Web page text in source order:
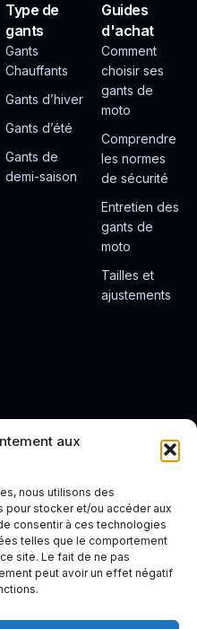
aux
nous utilisons des
stocker et/ou accéder aux
consentir à ces technologies
telles que le comportement
site. Le fait de ne pas
peut avoir un effet négatif
Type de
gants
Gants
Chauffants
Gants d’hiver
Gants d’été
Gants de
demi-saison
Guides
d'achat
Comment
choisir ses
gants de
moto
Comprendre
les normes
de sécurité
Entretien des
gants de
moto
Tailles et
ajustements